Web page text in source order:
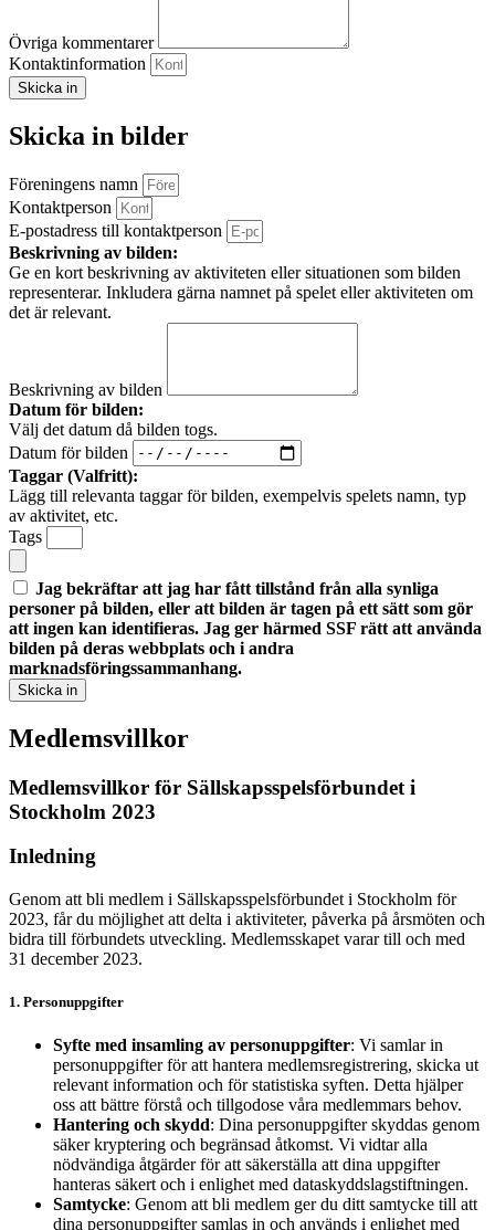
Övriga kommentarer
Kontaktinformation
Skicka in
Skicka in bilder
Föreningens namn
Kontaktperson
E-postadress till kontaktperson
Beskrivning av bilden:
Ge en kort beskrivning av aktiviteten eller situationen som bilden
representerar. Inkludera gärna namnet på spelet eller aktiviteten om
det är relevant.
Beskrivning av bilden
Datum för bilden:
Välj det datum då bilden togs.
Datum för bilden
Taggar (Valfritt):
Lägg till relevanta taggar för bilden, exempelvis spelets namn, typ
av aktivitet, etc.
Tags
Jag bekräftar att jag har fått tillstånd från alla synliga
personer på bilden, eller att bilden är tagen på ett sätt som gör
att ingen kan identifieras. Jag ger härmed SSF rätt att använda
bilden på deras webbplats och i andra
marknadsföringssammanhang.
Skicka in
Medlemsvillkor
Medlemsvillkor för Sällskapsspelsförbundet i
Stockholm 2023
Inledning
Genom att bli medlem i Sällskapsspelsförbundet i Stockholm för
2023, får du möjlighet att delta i aktiviteter, påverka på årsmöten och
bidra till förbundets utveckling. Medlemsskapet varar till och med
31 december 2023.
1. Personuppgifter
Syfte med insamling av personuppgifter: Vi samlar in
personuppgifter för att hantera medlemsregistrering, skicka ut
relevant information och för statistiska syften. Detta hjälper
oss att bättre förstå och tillgodose våra medlemmars behov.
Hantering och skydd: Dina personuppgifter skyddas genom
säker kryptering och begränsad åtkomst. Vi vidtar alla
nödvändiga åtgärder för att säkerställa att dina uppgifter
hanteras säkert och i enlighet med dataskyddslagstiftningen.
Samtycke: Genom att bli medlem ger du ditt samtycke till att
dina personuppgifter samlas in och används i enlighet med